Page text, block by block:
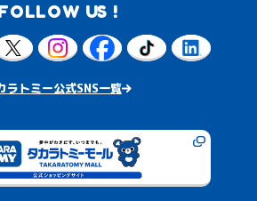
US !
ラトミー公式SNS一覧